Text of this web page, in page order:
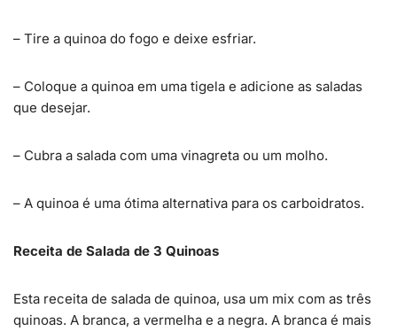
– Tire a quinoa do fogo e deixe esfriar.
– Coloque a quinoa em uma tigela e adicione as saladas
que desejar.
– Cubra a salada com uma vinagreta ou um molho.
– A quinoa é uma ótima alternativa para os carboidratos.
Receita de Salada de 3 Quinoas
Esta receita de salada de quinoa, usa um mix com as três
quinoas. A branca, a vermelha e a negra. A branca é mais